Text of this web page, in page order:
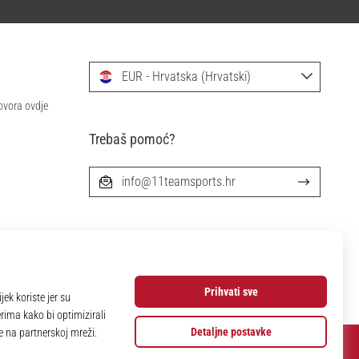
ovdje
EUR - Hrvatska (Hrvatski)
Trebaš pomoć?
info@11teamsports.hr